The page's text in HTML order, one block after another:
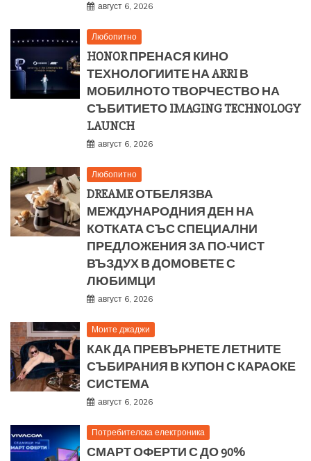
август 6, 2026
Любопитно
HONOR ПРЕНАСЯ КИНО
ТЕХНОЛОГИИТЕ НА ARRI В
МОБИЛНОТО ТВОРЧЕСТВО НА
СЪБИТИЕТО IMAGING TECHNOLOGY
LAUNCH
август 6, 2026
Любопитно
DREAME ОТБЕЛЯЗВА
МЕЖДУНАРОДНИЯ ДЕН НА
КОТКАТА СЪС СПЕЦИАЛНИ
ПРЕДЛОЖЕНИЯ ЗА ПО-ЧИСТ
ВЪЗДУХ В ДОМОВЕТЕ С
ЛЮБИМЦИ
август 6, 2026
Моите джаджи
КАК ДА ПРЕВЪРНЕТЕ ЛЕТНИТЕ
СЪБИРАНИЯ В КУПОН С КАРАОКЕ
СИСТЕМА
август 6, 2026
Потребителска електроника
СМАРТ ОФЕРТИ С ДО 90%